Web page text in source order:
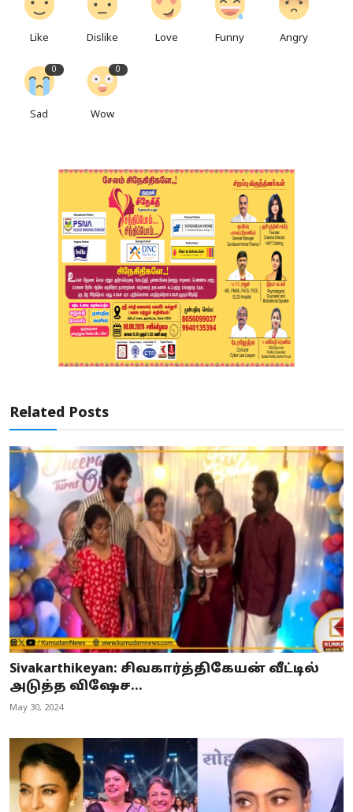
Like Dislike Love Funny Angry
0
Sad
0
Wow
Related Posts
Sivakarthikeyan: சிவகார்த்திகேயன் வீட்டில்
அடுத்த விஷேச...
May 30, 2024